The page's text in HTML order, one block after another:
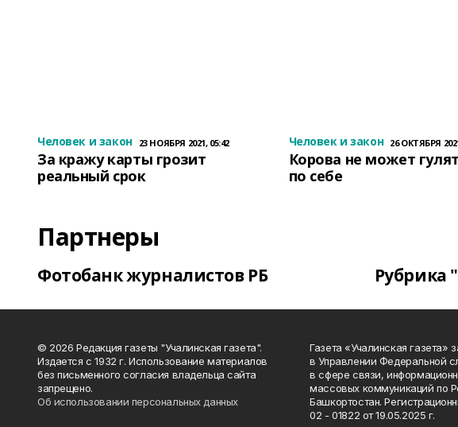
Человек и закон 23 НОЯБРЯ 2021, 05:42
За кражу карты грозит
реальный срок
Человек и закон 26 ОКТЯБРЯ
Корова не может
по себе
Партнеры
Фотобанк журналистов РБ Рубрика
© 2026 Редакция газеты "Учалинская газета".
Издается с 1932 г. Использование материалов
без письменного согласия владельца сайта
запрещено.
Об использовании персональных данных
Газета «Учалинская газета»
в Управлении Федеральной
в сфере связи,
массовых коммуникаций по
Башкортостан.
02 - 01822 от 19.05.2025 г.